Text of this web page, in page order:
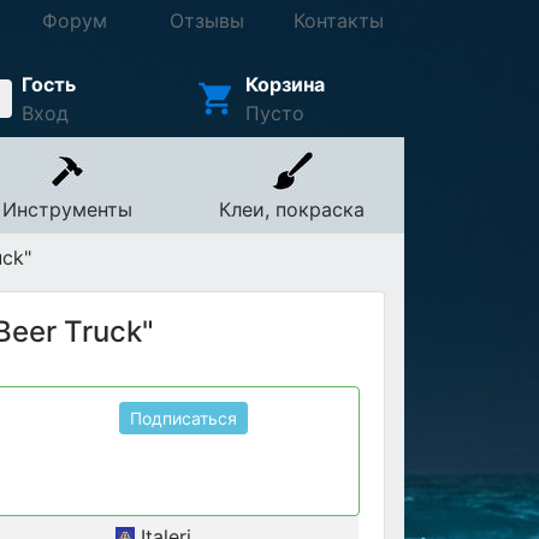
Форум Отзывы Контакты
Гость
Вход
Корзина
Пусто
Инструменты
Клеи, покраска
Truck"
Подписаться